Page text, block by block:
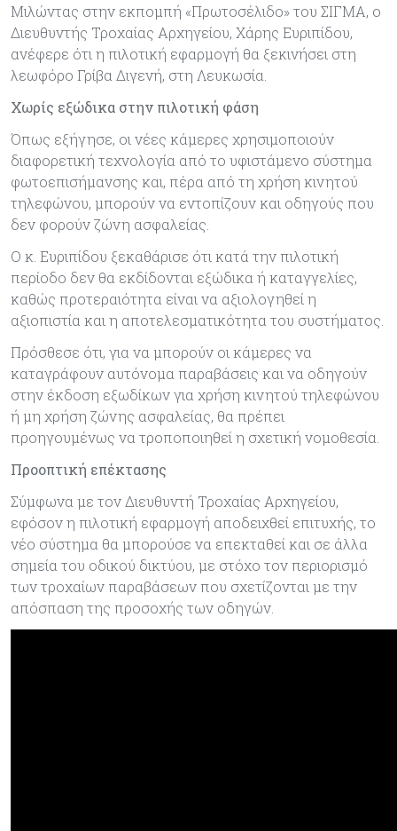
Μιλώντας στην εκπομπή «Πρωτοσέλιδο» του ΣΙΓΜΑ, ο
Διευθυντής Τροχαίας Αρχηγείου, Χάρης Ευριπίδου,
ανέφερε ότι η πιλοτική εφαρμογή θα ξεκινήσει στη
λεωφόρο Γρίβα Διγενή, στη Λευκωσία.
Χωρίς εξώδικα στην πιλοτική φάση
Όπως εξήγησε, οι νέες κάμερες χρησιμοποιούν
διαφορετική τεχνολογία από το υφιστάμενο σύστημα
φωτοεπισήμανσης και, πέρα από τη χρήση κινητού
τηλεφώνου, μπορούν να εντοπίζουν και οδηγούς που
δεν φορούν ζώνη ασφαλείας.
Ο κ. Ευριπίδου ξεκαθάρισε ότι κατά την πιλοτική
περίοδο δεν θα εκδίδονται εξώδικα ή καταγγελίες,
καθώς προτεραιότητα είναι να αξιολογηθεί η
αξιοπιστία και η αποτελεσματικότητα του συστήματος.
Πρόσθεσε ότι, για να μπορούν οι κάμερες να
καταγράφουν αυτόνομα παραβάσεις και να οδηγούν
στην έκδοση εξωδίκων για χρήση κινητού τηλεφώνου
ή μη χρήση ζώνης ασφαλείας, θα πρέπει
προηγουμένως να τροποποιηθεί η σχετική νομοθεσία.
Προοπτική επέκτασης
Σύμφωνα με τον Διευθυντή Τροχαίας Αρχηγείου,
εφόσον η πιλοτική εφαρμογή αποδειχθεί επιτυχής, το
νέο σύστημα θα μπορούσε να επεκταθεί και σε άλλα
σημεία του οδικού δικτύου, με στόχο τον περιορισμό
των τροχαίων παραβάσεων που σχετίζονται με την
απόσπαση της προσοχής των οδηγών.